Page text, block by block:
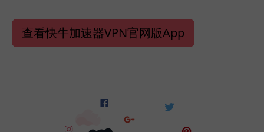
查看快牛加速器VPN官网版App